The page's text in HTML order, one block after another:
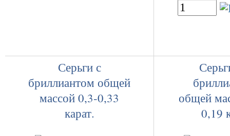
Серьги с
бриллиантом общей
массой 0,3-0,33
карат.
общей
0,19